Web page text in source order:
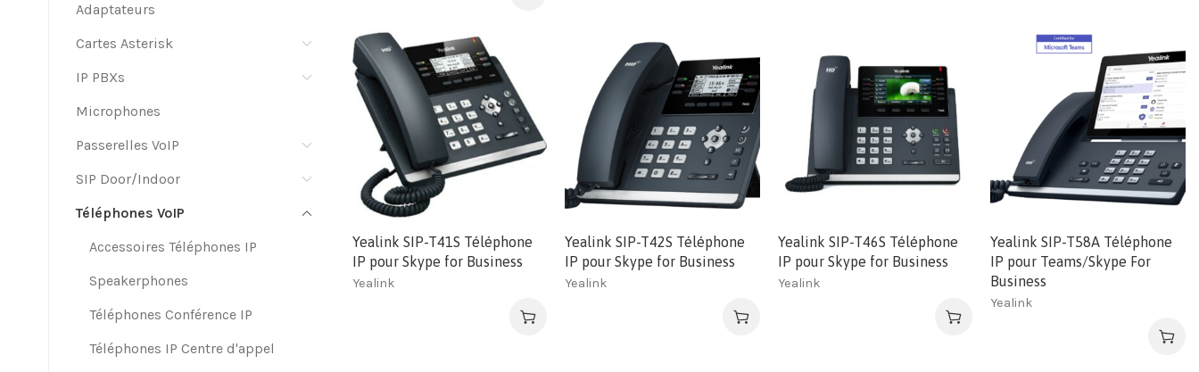
Adaptateurs
Cartes Asterisk
IP PBXs
Microphones
Passerelles VoIP
SIP Door/Indoor
Téléphones VoIP
Accessoires Téléphones IP
Speakerphones
Téléphones Conférence IP
Téléphones IP Centre d'appel
Yealink SIP-T41S Téléphone
IP pour Skype for Business
Yealink
Yealink SIP-T42S Téléphone
IP pour Skype for Business
Yealink
Yealink SIP-T46S Téléphone
IP pour Skype for Business
Yealink
Yealink SIP-T58A Téléphone
IP pour Teams/Skype For
Business
Yealink